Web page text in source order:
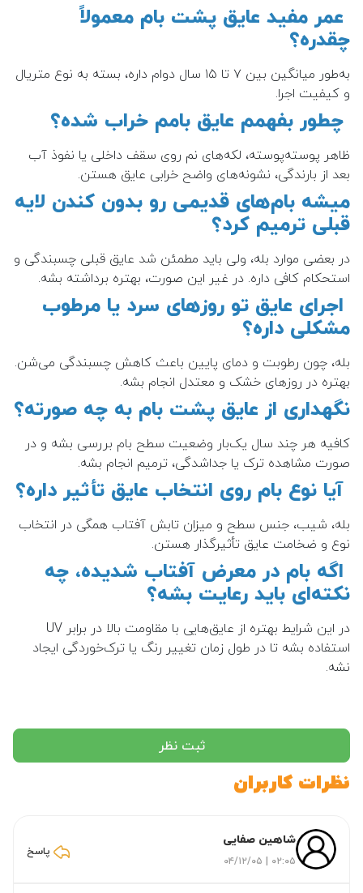
عمر مفید عایق پشت بام معمولاً
چقدره؟
به‌طور میانگین بین ۷ تا ۱۵ سال دوام داره، بسته به نوع متریال
و کیفیت اجرا.
چطور بفهمم عایق بامم خراب شده؟
ظاهر پوسته‌پوسته، لکه‌های نم روی سقف داخلی یا نفوذ آب
بعد از بارندگی، نشونه‌های واضح خرابی عایق هستن.
میشه بام‌های قدیمی رو بدون کندن لایه
قبلی ترمیم کرد؟
در بعضی موارد بله، ولی باید مطمئن شد عایق قبلی چسبندگی و
استحکام کافی داره. در غیر این صورت، بهتره برداشته بشه.
اجرای عایق تو روزهای سرد یا مرطوب
مشکلی داره؟
بله، چون رطوبت و دمای پایین باعث کاهش چسبندگی می‌شن.
بهتره در روزهای خشک و معتدل انجام بشه.
نگهداری از عایق پشت بام به چه صورته؟
کافیه هر چند سال یک‌بار وضعیت سطح بام بررسی بشه و در
صورت مشاهده ترک یا جداشدگی، ترمیم انجام بشه.
آیا نوع بام روی انتخاب عایق تأثیر داره؟
بله، شیب، جنس سطح و میزان تابش آفتاب همگی در انتخاب
نوع و ضخامت عایق تأثیرگذار هستن.
اگه بام در معرض آفتاب شدیده، چه
نکته‌ای باید رعایت بشه؟
در این شرایط بهتره از عایق‌هایی با مقاومت بالا در برابر UV
استفاده بشه تا در طول زمان تغییر رنگ یا ترک‌خوردگی ایجاد
نشه.
نظرات کاربران
شاهین صفایی
۰۲:۰۵ | ۰۴/۱۲/۰۵
ثبت نظر